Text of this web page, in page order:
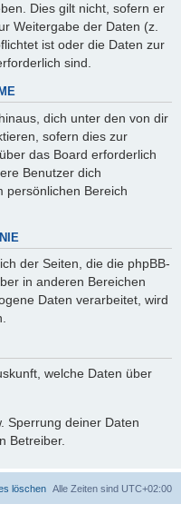
Dies gilt nicht, sofern er
Weitergabe der Daten (z.
ist oder die Daten zur
sind.
dich unter den von dir
sofern dies zur
das Board erforderlich
Benutzer dich
persönlichen Bereich
der Seiten, die die phpBB-
in anderen Bereichen
Daten verarbeitet, wird
welche Daten über
Sperrung deiner Daten
Betreiber.
Alle Zeiten sind UTC+02:00
löschen